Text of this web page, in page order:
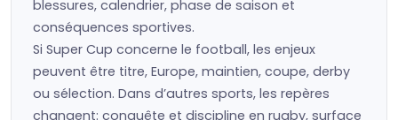
blessures, calendrier, phase de saison et
conséquences sportives.
Si Super Cup concerne le football, les enjeux
peuvent être titre, Europe, maintien, coupe, derby
ou sélection. Dans d’autres sports, les repères
changent: conquête et discipline en rugby, surface